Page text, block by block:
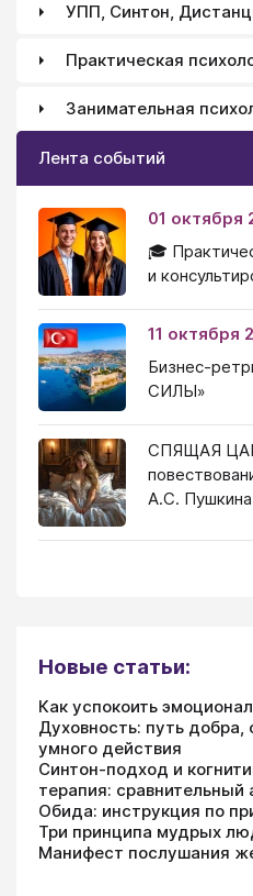
УПП, Синтон,
Практическая
Занимательная
Лента событий
01 октября
🎓
и
11 октября
Бизнес-
СИЛЫ»
СПЯЩАЯ
А.С.
Новые статьи:
Как успокоить
Духовность: путь добра,
умного действия
Синтон-подход и
терапия: сравнительный
Обида: инструкция по
Три принципа мудрых
Манифест послушания